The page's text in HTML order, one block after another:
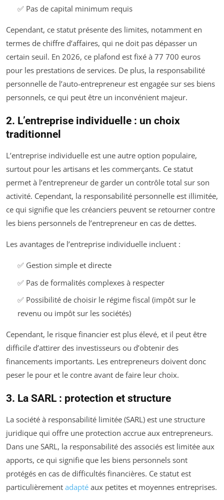
✅ Pas de capital minimum requis
Cependant, ce statut présente des limites, notamment en
termes de chiffre d’affaires, qui ne doit pas dépasser un
certain seuil. En 2026, ce plafond est fixé à 77 700 euros
pour les prestations de services. De plus, la responsabilité
personnelle de l’auto-entrepreneur est engagée sur ses biens
personnels, ce qui peut être un inconvénient majeur.
2. L’entreprise individuelle : un choix
traditionnel
L’entreprise individuelle est une autre option populaire,
surtout pour les artisans et les commerçants. Ce statut
permet à l’entrepreneur de garder un contrôle total sur son
activité. Cependant, la responsabilité personnelle est illimitée,
ce qui signifie que les créanciers peuvent se retourner contre
les biens personnels de l’entrepreneur en cas de dettes.
Les avantages de l’entreprise individuelle incluent :
✅ Gestion simple et directe
✅ Pas de formalités complexes à respecter
✅ Possibilité de choisir le régime fiscal (impôt sur le
revenu ou impôt sur les sociétés)
Cependant, le risque financier est plus élevé, et il peut être
difficile d’attirer des investisseurs ou d’obtenir des
financements importants. Les entrepreneurs doivent donc
peser le pour et le contre avant de faire leur choix.
3. La SARL : protection et structure
La société à responsabilité limitée (SARL) est une structure
juridique qui offre une protection accrue aux entrepreneurs.
Dans une SARL, la responsabilité des associés est limitée aux
apports, ce qui signifie que les biens personnels sont
protégés en cas de difficultés financières. Ce statut est
particulièrement adapté aux petites et moyennes entreprises.